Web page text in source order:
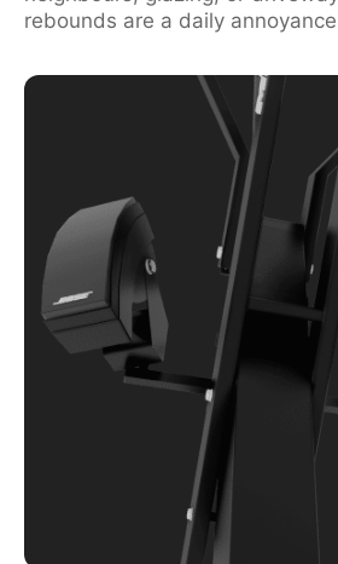
rebounds are a daily